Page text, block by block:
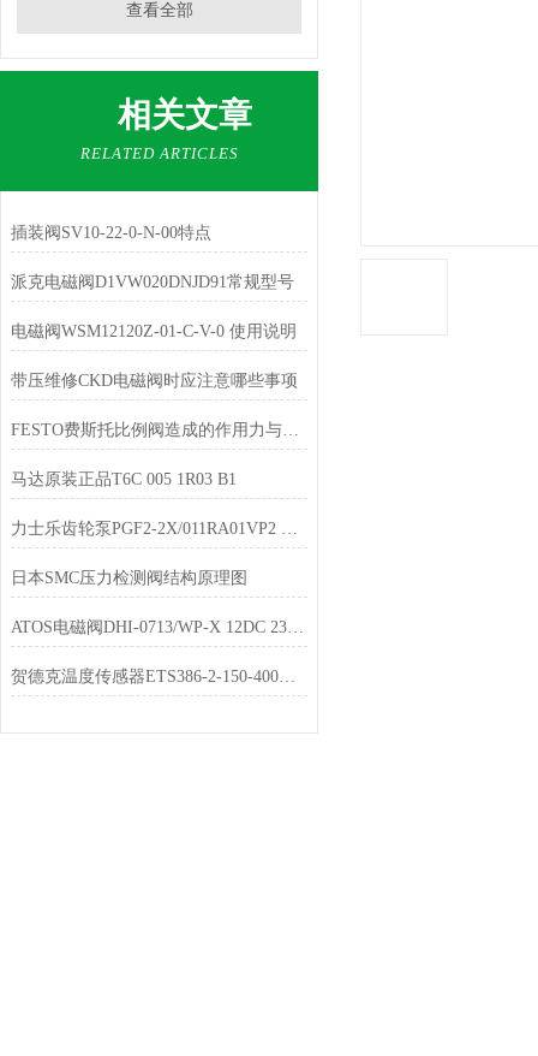
查看全部
相关文章
RELATED ARTICLES
插装阀SV10-22-0-N-00特点
派克电磁阀D1VW020DNJD91常规型号
电磁阀WSM12120Z-01-C-V-0 使用说明
带压维修CKD电磁阀时应注意哪些事项
FESTO费斯托比例阀造成的作用力与弹黄的反作用力相平衡
马达原装正品T6C 005 1R03 B1
力士乐齿轮泵PGF2-2X/011RA01VP2 优势品牌
日本SMC压力检测阀结构原理图
ATOS电磁阀DHI-0713/WP-X 12DC 23现货经销
贺德克温度传感器ETS386-2-150-400发货快